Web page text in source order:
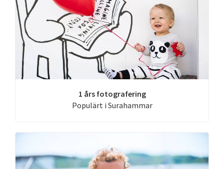
1 års fotografering
Populärt i Surahammar